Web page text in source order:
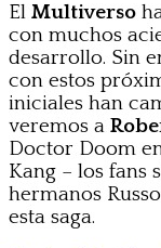
El Multiverso
con muchos
desarrollo. Sin
con estos
iniciales han
veremos a
Doctor Doom
Kang – los fans
hermanos
esta saga.